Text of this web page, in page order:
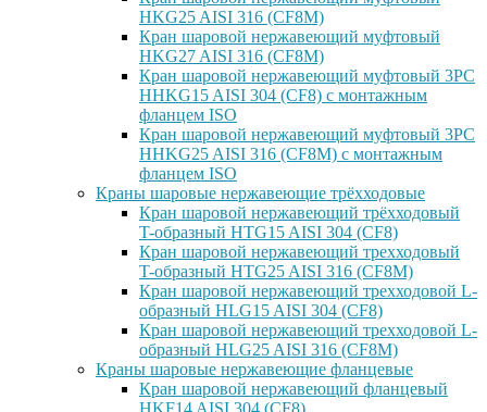
HKG25 AISI 316 (CF8M)
Кран шаровой нержавеющий муфтовый
HKG27 AISI 316 (CF8M)
Кран шаровой нержавеющий муфтовый 3PC
HHKG15 AISI 304 (CF8) с монтажным
фланцем ISO
Кран шаровой нержавеющий муфтовый 3PC
HHKG25 AISI 316 (CF8M) с монтажным
фланцем ISO
Краны шаровые нержавеющие трёхходовые
Кран шаровой нержавеющий трёхходовый
T-образный HTG15 AISI 304 (CF8)
Кран шаровой нержавеющий трехходовый
T-образный HTG25 AISI 316 (CF8M)
Кран шаровой нержавеющий трехходовой L-
образный HLG15 AISI 304 (CF8)
Кран шаровой нержавеющий трехходовой L-
образный HLG25 AISI 316 (CF8M)
Краны шаровые нержавеющие фланцевые
Кран шаровой нержавеющий фланцевый
HKF14 AISI 304 (CF8)